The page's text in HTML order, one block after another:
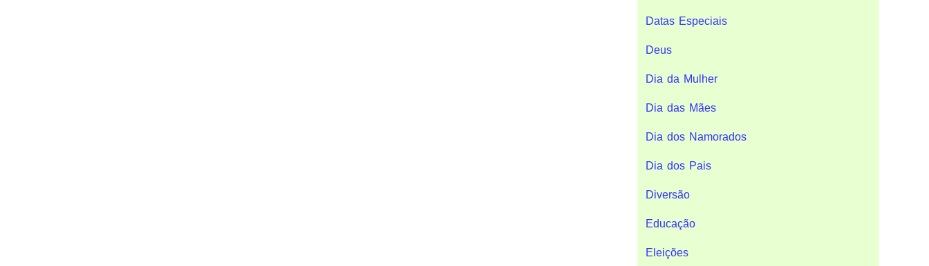
Datas Especiais
Deus
Dia da Mulher
Dia das Mães
Dia dos Namorados
Dia dos Pais
Diversão
Educação
Eleições